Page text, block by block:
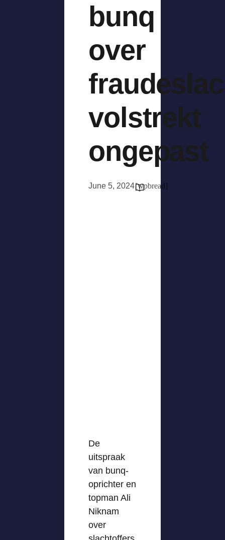
bunq
over
volstrekt
ongepast
June 5, 2024[wpbread]
De
uitspraak
van bunq-
oprichter en
topman Ali
Niknam
over